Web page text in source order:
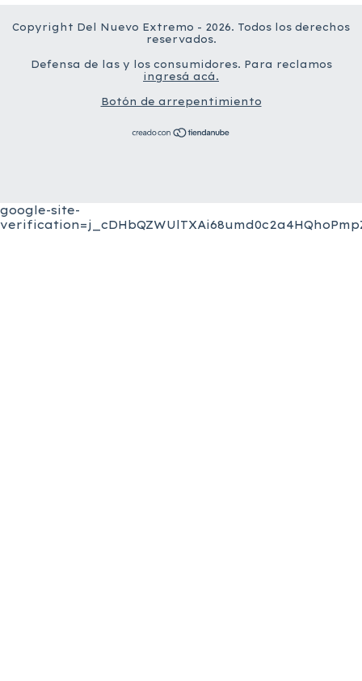
Copyright Del Nuevo Extremo - 2026. Todos los derechos
reservados.
Defensa de las y los consumidores. Para reclamos
ingresá acá.
Botón de arrepentimiento
google-site-